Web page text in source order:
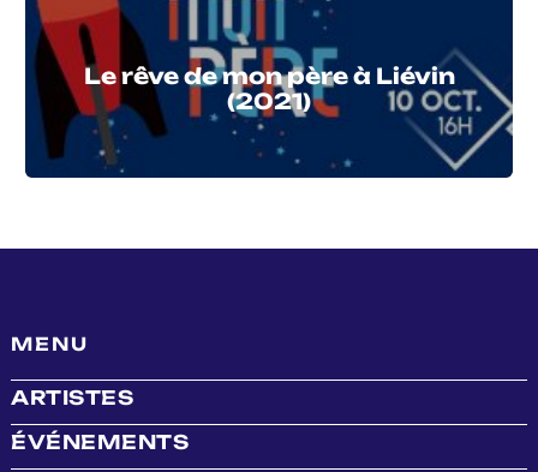
Le rêve de mon père à Liévin
(2021)
MENU
ARTISTES
ÉVÉNEMENTS